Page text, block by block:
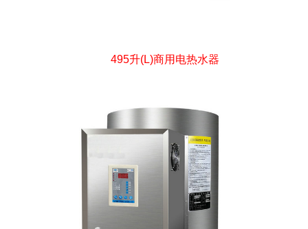
495升(L)商用电热水器